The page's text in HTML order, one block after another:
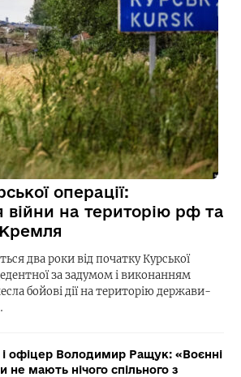
операції:
війни на територію рф та
два роки від початку Курської
за задумом і виконанням
бойові дії на територію держави-
офіцер Володимир Ращук: «Воєнні
не мають нічого спільного з